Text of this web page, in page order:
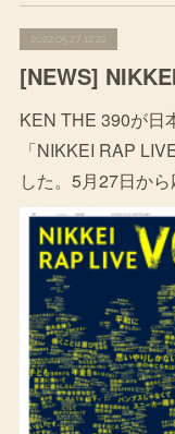
2022.05.27 12:22
KEN THE 390が日
「NIKKEI RAP
した。5月27日か